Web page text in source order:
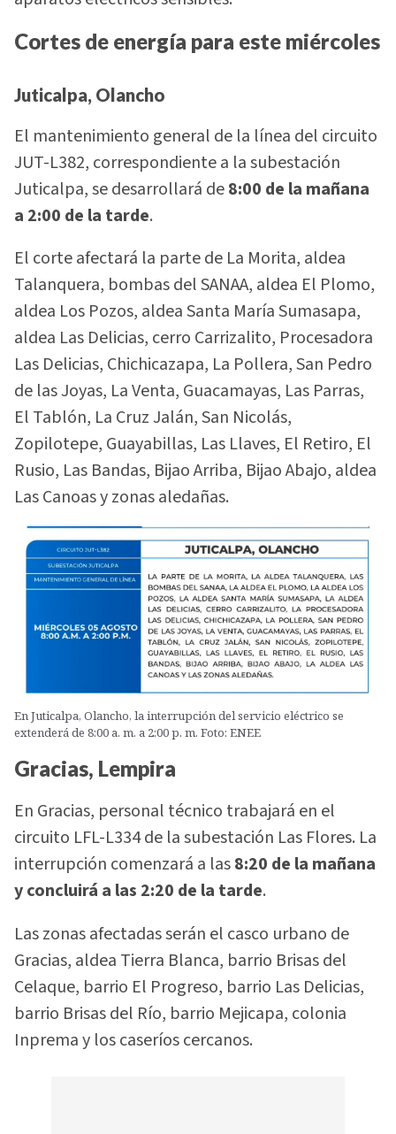
Cortes de energía para este miércoles
Juticalpa, Olancho
El mantenimiento general de la línea del circuito
JUT-L382, correspondiente a la subestación
Juticalpa, se desarrollará de8:00 de la mañana
a 2:00 de la tarde.
El corte afectará la parte de La Morita, aldea
Talanquera, bombas del SANAA, aldea El Plomo,
aldea Los Pozos, aldea Santa María Sumasapa,
aldea Las Delicias, cerro Carrizalito, Procesadora
Las Delicias, Chichicazapa, La Pollera, San Pedro
de las Joyas, La Venta, Guacamayas, Las Parras,
El Tablón, La Cruz Jalán, San Nicolás,
Zopilotepe, Guayabillas, Las Llaves, El Retiro, El
Rusio, Las Bandas, Bijao Arriba, Bijao Abajo, aldea
Las Canoas y zonas aledañas.
En Juticalpa, Olancho, la interrupción del servicio eléctrico se
extenderá de 8:00 a. m. a 2:00 p. m. Foto: ENEE
Gracias, Lempira
En Gracias, personal técnico trabajará en el
circuito LFL-L334 de la subestación Las Flores. La
interrupción comenzará a las8:20 de la mañana
y concluirá a las 2:20 de la tarde.
Las zonas afectadas serán el casco urbano de
Gracias, aldea Tierra Blanca, barrio Brisas del
Celaque, barrio El Progreso, barrio Las Delicias,
barrio Brisas del Río, barrio Mejicapa, colonia
Inprema y los caseríos cercanos.